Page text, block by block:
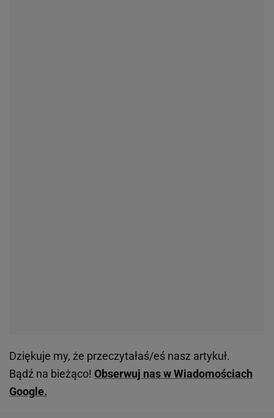
Dziękuje my, że przeczytałaś/eś nasz artykuł.
Bądź na bieżąco! Obserwuj nas w Wiadomościach
Google.